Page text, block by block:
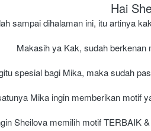
Hai
sampai dihalaman ini, itu artinya
Makasih ya Kak, sudah
spesial bagi Mika, maka sudah
Mika ingin memberikan motif
Sheilova memilih motif TERBAIK